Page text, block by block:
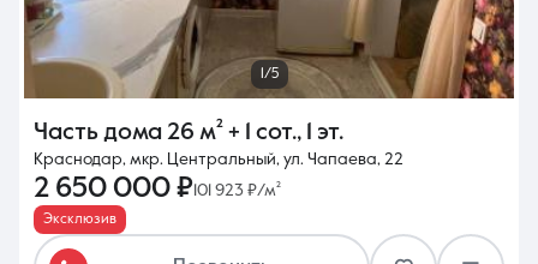
1/5
Часть дома 26 м² + 1 сот., 1 эт.
Краснодар, мкр. Центральный, ул. Чапаева, 22
2 650 000 ₽101 923 ₽/м²
Эксклюзив